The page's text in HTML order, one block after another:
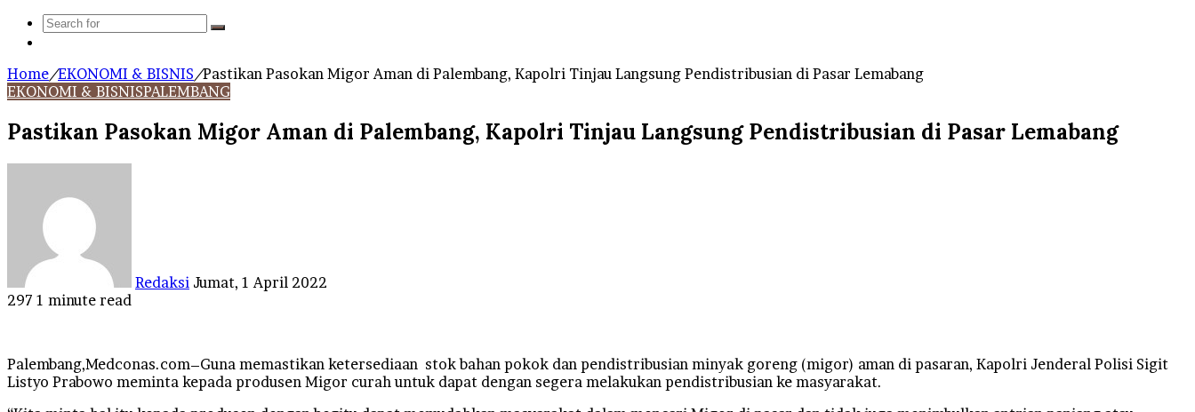
Search
Home/EKONOMI & BISNIS/Pastikan Pasokan Migor Aman di Palembang, Kapolri Tinjau Langsung Pendistribusian di Pasar Lemabang
EKONOMI & BISNISPALEMBANG
Pastikan Pasokan Migor Aman di Palembang, Kapolri Tinjau Langsung Pendistribusian di Pasar Lemabang
Redaksi Jumat, 1 April 2022
297 1 minute read
Palembang,Medconas.com–Guna memastikan ketersediaan stok bahan pokok dan pendistribusian minyak goreng (migor) aman di pasaran, Kapolri Jenderal Polisi Sigit
Listyo Prabowo meminta kepada produsen Migor curah untuk dapat dengan segera melakukan pendistribusian ke masyarakat.